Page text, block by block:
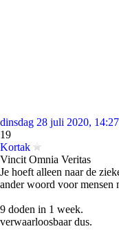
dinsdag 28 juli 2020,
19
Kortak
Vincit Omnia Veritas
Je hoeft alleen naar de
ander woord voor mensen
9 doden in 1 week.
verwaarloosbaar dus.